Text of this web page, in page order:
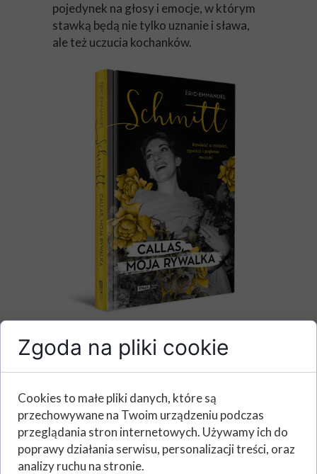
pojedynek na głosy i emocje, w którym
stawką będą nie tylko uznanie i sława,
ale też uczucia kochanków.
W tej historii pasja miesza się z udręką, a
fascynacja z bólem niespełnienia.
„Callas, moja rywalka” to opowieść o
tym, że pasja może być zarówno darem,
jak i przekleństwem. To sugestywny
obraz tego, jak łatwo można się zatracić
w cudzym blasku i pozwolić, by fałszywa
nuta zdominowała całe nasze życie.
Zgoda na pliki cookie
Cookies to małe pliki danych, które są
przechowywane na Twoim urządzeniu podczas
przeglądania stron internetowych. Używamy ich do
poprawy działania serwisu, personalizacji treści, oraz
analizy ruchu na stronie.